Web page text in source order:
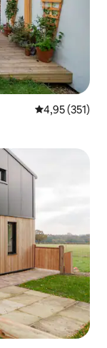
Gemiddelde
4,95 (351)